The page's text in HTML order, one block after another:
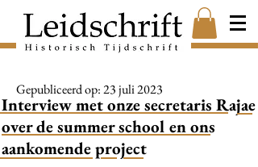
Gepubliceerd op: 23 juli 2023
Interview met onze secretaris Rajae
over de summer school en ons
aankomende project